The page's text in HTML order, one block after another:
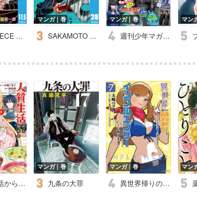
ONE PIECE モノクロ版
マンガ｜巻
SAKAMOTO DAYS
マンガ｜巻
週刊少年マガジン
マン
人質生活から始めるスローライフ
マンガ｜巻
九条の大罪
マンガ｜巻
異世界帰りの勇者は、ダンジョンが出現した現実世界で、インフルエンサーになって金を稼ぎます！
マン